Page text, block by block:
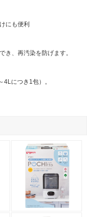
にも便利
き、再汚染を防げます。
につき1包）。